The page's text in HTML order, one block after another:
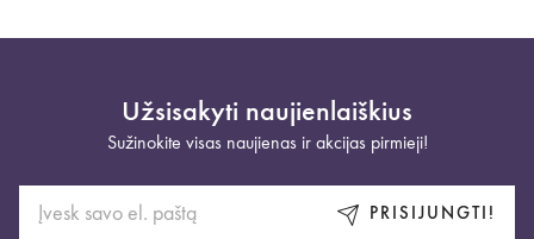
Užsisakyti naujienlaiškius
Sužinokite visas naujienas ir akcijas pirmieji!
PRISIJUNGTI!